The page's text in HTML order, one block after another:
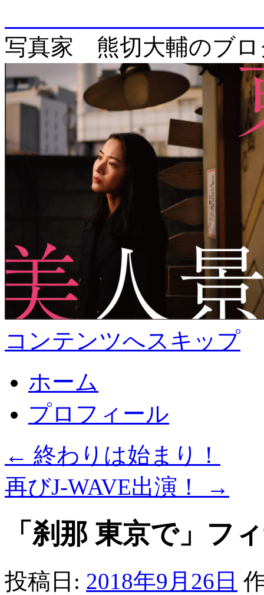
写真家 熊切大輔のブロ
コンテンツへスキップ
ホーム
プロフィール
← 終わりは始まり！
再びJ-WAVE出演！
→
「刹那 東京で」フ
投稿日: 2018年9月26日